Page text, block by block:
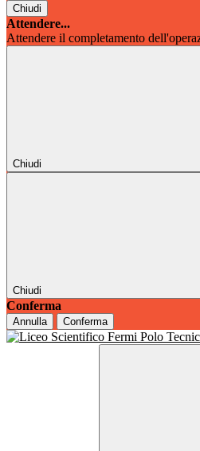
Chiudi
Attendere...
Attendere il completamento
Chiudi
Chiudi
Conferma
Annulla Conferma